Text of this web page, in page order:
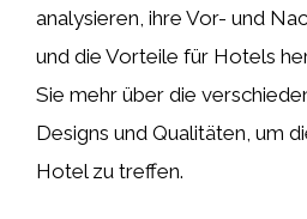
analysieren, ihre Vor- und
und die Vorteile für Hotels
Sie mehr über die
Designs und Qualitäten, um
Hotel zu treffen.